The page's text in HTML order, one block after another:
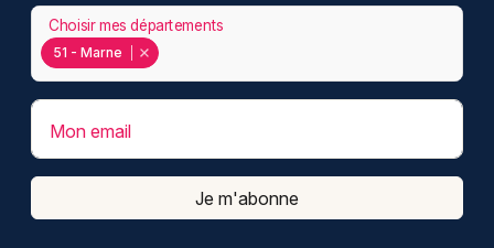
Soirées
Sorties famille
Strasbourg
Toulouse
51 - Marne
Choisir mes départements
Mon email
Je m'abonne